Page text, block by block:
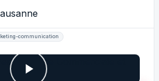
communication